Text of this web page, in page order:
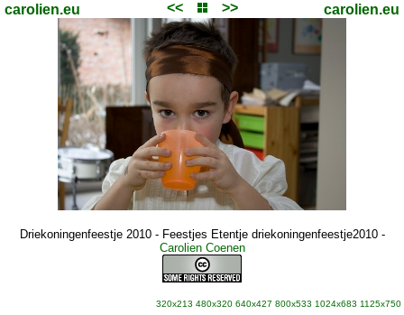
carolien.eu << >> carolien.eu
Driekoningenfeestje 2010 - Feestjes Etentje driekoningenfeestje2010-
Carolien Coenen
320x213 480x320 640x427 800x533 1024x683 1125x750